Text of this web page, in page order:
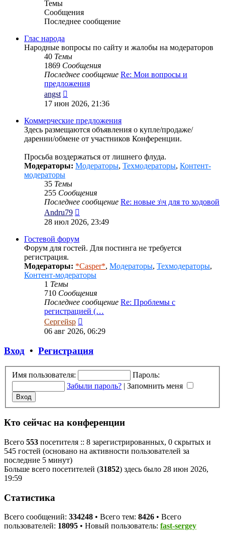
Темы
Сообщения
Последнее сообщение
Глас народа
Народные вопросы по сайту и жалобы на модераторов
40 Темы
1869 Сообщения
Последнее сообщение Re: Мои вопросы и
предложения
angst
к
сообщению
17 июн 2026, 21:36
Коммерческие предложения
Здесь размещаются объявления о купле/продаже/
дарении/обмене от участников Конференции.
Просьба воздержаться от лишнего флуда.
Модераторы: Модераторы, Техмодераторы, Контент-
модераторы
35 Темы
255 Сообщения
Последнее сообщение Re: новые з\ч для то ходовой
Andru79
к
28 июл 2026, 23:49
Гостевой форум
Форум для гостей. Для постинга не требуется
регистрация.
Модераторы: *Casper*, Модераторы, Техмодераторы,
Контент-модераторы
1 Темы
710 Сообщения
Последнее сообщение Re: Проблемы с
регистрацией (…
Сергейsp
к
06 авг 2026, 06:29
Вход • Регистрация
Имя пользователя:
Пароль:
Забыли пароль? | Запомнить меня
Кто сейчас на конференции
Всего 553 посетителя :: 8 зарегистрированных, 0 скрытых и
545 гостей (основано на активности пользователей за
последние 5 минут)
Больше всего посетителей (31852) здесь было 28 июн 2026,
19:59
Статистика
Всего сообщений: 334248 • Всего тем: 8426 • Всего
пользователей: 18095 • Новый пользователь: fast-sergey